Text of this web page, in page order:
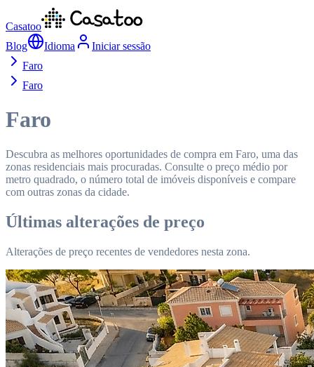
Casatoo
Blog
Idioma
Iniciar sessão
Faro
Faro
Faro
Descubra as melhores oportunidades de compra em Faro, uma das
zonas residenciais mais procuradas. Consulte o preço médio por
metro quadrado, o número total de imóveis disponíveis e compare
com outras zonas da cidade.
Últimas alterações de preço
Alterações de preço recentes de vendedores nesta zona.